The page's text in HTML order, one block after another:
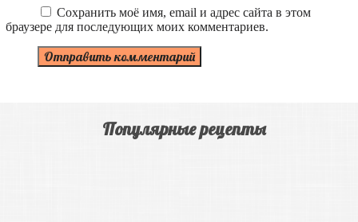
Сохранить моё имя, email и адрес сайта в этом
браузере для последующих моих комментариев.
Популярные рецепты